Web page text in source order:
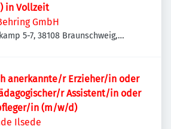
in Vollzeit
GmbH
5-7, 38108 Braunschweig,
anerkannte/r Erzieher/in oder
r Assistent/in oder
in (m/w/d)
Ilsede